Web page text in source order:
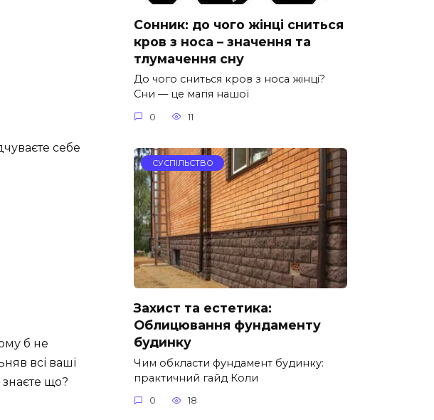
себе
б не
всі ваші
що?
Сонник: до чого жінці сниться
кров з носа – значення та
тлумачення сну
До чого сниться кров з носа жінці?
Сни — це магія нашої
0 11
СУСПІЛЬСТВО
Захист та естетика:
Облицювання фундаменту
будинку
Чим обкласти фундамент будинку:
практичний гайд Коли
0 18